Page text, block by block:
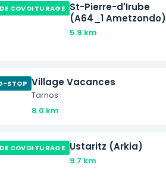
COVOITURAGE St-Pierre-d'Irube
(A64_1 Ametzondo)
5.9 km
STOP Village Vacances
Tarnos
8.0 km
COVOITURAGE Ustaritz (Arkia)
9.7 km